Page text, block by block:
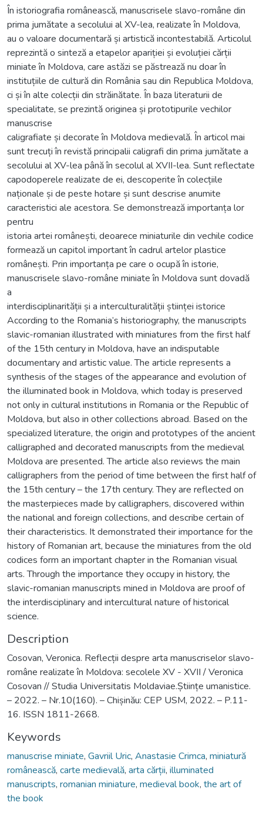
În istoriografia românească, manuscrisele slavo-române din
prima jumătate a secolului al XV-lea, realizate în Moldova,
au o valoare documentară și artistică incontestabilă. Articolul
reprezintă o sinteză a etapelor apariției și evoluției cărții
miniate în Moldova, care astăzi se păstrează nu doar în
instituțiile de cultură din România sau din Republica Moldova,
ci și în alte colecții din străinătate. În baza literaturii de
specialitate, se prezintă originea și prototipurile vechilor
manuscrise
caligrafiate și decorate în Moldova medievală. În articol mai
sunt trecuți în revistă principalii caligrafi din prima jumătate a
secolului al XV-lea până în secolul al XVII-lea. Sunt reflectate
capodoperele realizate de ei, descoperite în colecțiile
naționale și de peste hotare și sunt descrise anumite
caracteristici ale acestora. Se demonstrează importanța lor
pentru
istoria artei românești, deoarece miniaturile din vechile codice
formează un capitol important în cadrul artelor plastice
românești. Prin importanța pe care o ocupă în istorie,
manuscrisele slavo-române miniate în Moldova sunt dovadă
a
interdisciplinarității și a interculturalității științei istorice
According to the Romania’s historiography, the manuscripts
slavic-romanian illustrated with miniatures from the first half
of the 15th century in Moldova, have an indisputable
documentary and artistic value. The article represents a
synthesis of the stages of the appearance and evolution of
the illuminated book in Moldova, which today is preserved
not only in cultural institutions in Romania or the Republic of
Moldova, but also in other collections abroad. Based on the
specialized literature, the origin and prototypes of the ancient
calligraphed and decorated manuscripts from the medieval
Moldova are presented. The article also reviews the main
calligraphers from the period of time between the first half of
the 15th century – the 17th century. They are reflected on
the masterpieces made by calligraphers, discovered within
the national and foreign collections, and describe certain of
their characteristics. It demonstrated their importance for the
history of Romanian art, because the miniatures from the old
codices form an important chapter in the Romanian visual
arts. Through the importance they occupy in history, the
slavic-romanian manuscripts mined in Moldova are proof of
the interdisciplinary and intercultural nature of historical
science.
Description
Cosovan, Veronica. Reflecții despre arta manuscriselor slavo-
române realizate în Moldova: secolele XV - XVII / Veronica
Cosovan // Studia Universitatis Moldaviae.Științe umanistice.
– 2022. – Nr.10(160). – Chișinău: CEP USM, 2022. – P.11-
16. ISSN 1811-2668.
Keywords
manuscrise miniate, Gavriil Uric, Anastasie Crimca, miniatură
românească, carte medievală, arta cărții, illuminated
manuscripts, romanian miniature, medieval book, the art of
the book